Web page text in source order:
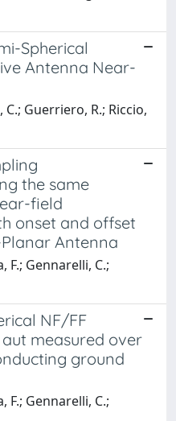
Spherical
Antenna Near-
Guerriero, R.; Riccio,
the same
field
onset and offset
Antenna
F.; Gennarelli, C.;
NF/FF
measured over
ground
F.; Gennarelli, C.;